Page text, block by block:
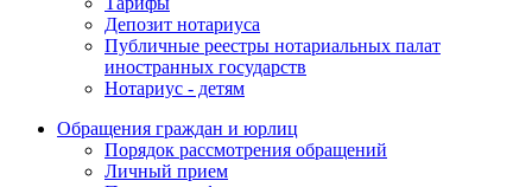
Депозит нотариуса
Публичные реестры нотариальных палат
иностранных государств
Нотариус - детям
Обращения граждан и юрлиц
Порядок рассмотрения обращений
Личный прием